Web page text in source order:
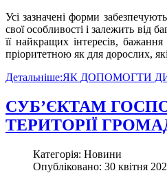
Усі зазначені форми
свої особливості і залежить
її найкращих інтересів,
пріоритетною як для дорослих,
Детальніше:ЯК ДОПОМОГТИ
СУБ’ЄКТАМ
ТЕРИТОРІЇ
Категорія: Новини
Опубліковано: 30 квітня